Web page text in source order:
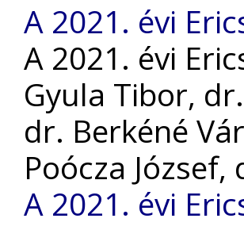
A 2021. évi
A 2021. évi
Gyula Tibor,
dr. Berkéné
Poócza
A 2021. évi